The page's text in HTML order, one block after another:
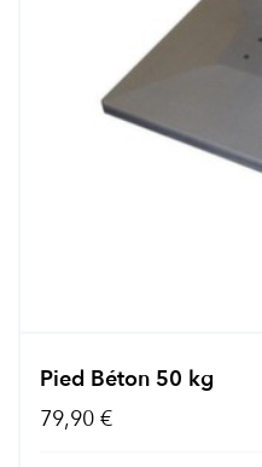
Pied Béton 50 kg
79,90 €